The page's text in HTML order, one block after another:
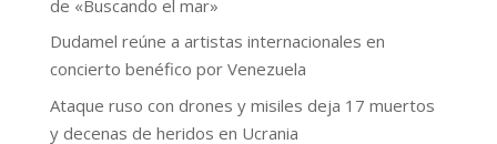
de «Buscando el mar»
Dudamel reúne a artistas internacionales en
concierto benéfico por Venezuela
Ataque ruso con drones y misiles deja 17 muertos
y decenas de heridos en Ucrania